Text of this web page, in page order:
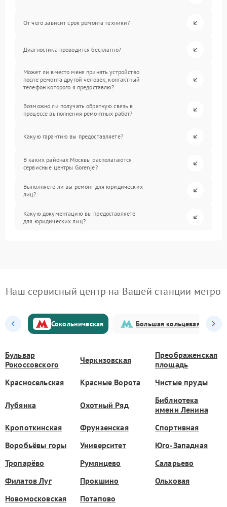
От чего зависит срок ремонта техники?
Диагностика проводится бесплатно?
Может ли вместо меня принять устройство
после ремонта другой человек, контактный
телефон которого я предоставлю?
Возможно ли получать обратную связь в
процессе выполнения ремонтных работ?
Какую гарантию вы предоставляете?
В каких районах Москвы располагаются
сервисные центры Gorenje?
Выполняете ли вы ремонт для юридических
лиц?
Какую документацию вы предоставляете
для юридических лиц?
Наш сервисный центр на Вашей станции метро
Сокольническая Большая кольцевая
Бульвар
Рокоссовского
Черкизовская
Преображенская
площадь
Красносельская
Красные Ворота Чистые пруды
Лубянка Охотный Ряд
Библиотека
имени Ленина
Кропоткинская
Фрунзенская
Спортивная
Воробьёвы горы
Университет
Юго-Западная
Тропарёво
Румянцево
Саларьево
Филатов Луг
Прокшино
Ольховая
Новомосковская
Потапово